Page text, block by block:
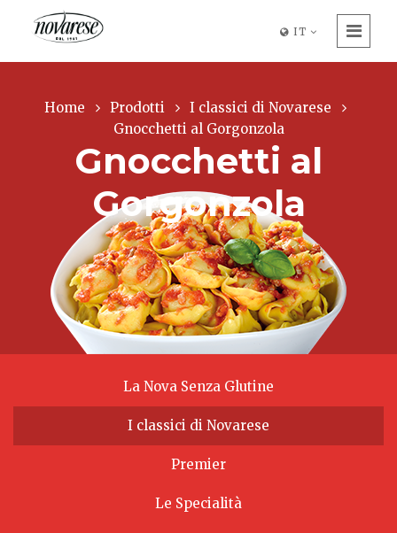
IT
Home Prodotti
I classici di Novarese
Gnocchetti al Gorgonzola
Gnocchetti al
Gorgonzola
La Nova Senza Glutine
I classici di Novarese
Premier
Le Specialità